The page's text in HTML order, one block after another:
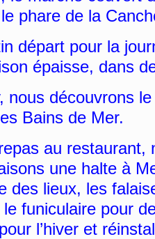
phare de la
départ pour la
épaisse, dans
découvrons
Bains de Mer.
au restaurant,
une halte à
des lieux, les
funiculaire pour
l’hiver et